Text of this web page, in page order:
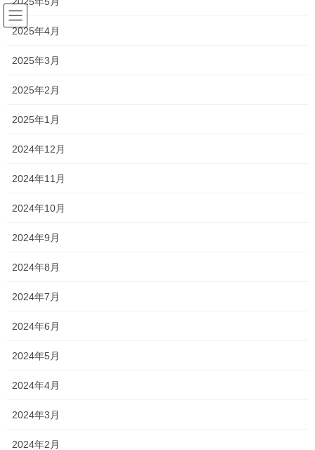
コ
ン
ナ
ビ
白髪は抜かないで・・
こんにちは！
森 直也です！！
2025年4月
2025年3月
2025年2月
2025年1月
2024年12月
2024年11月
2024年10月
2024年9月
2024年8月
2024年7月
2024年6月
2024年5月
2024年4月
2024年3月
2024年2月